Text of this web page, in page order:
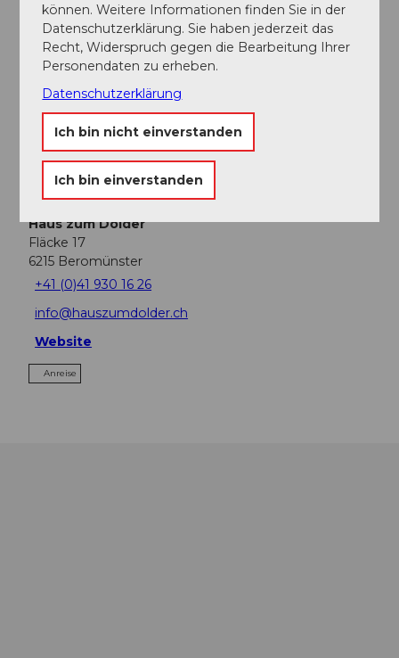
Veranstaltung
Sehenswertes
Touren
Haus zum Dolder
Fläcke 17
6215 Beromünster
+41 (0)41 930 16 26
info@hauszumdolder.ch
Website
Anreise
können. Weitere Informationen finden Sie in der
Datenschutzerklärung. Sie haben jederzeit das
Recht, Widerspruch gegen die Bearbeitung Ihrer
Personendaten zu erheben.
Datenschutzerklärung
Ich bin nicht einverstanden
Ich bin einverstanden